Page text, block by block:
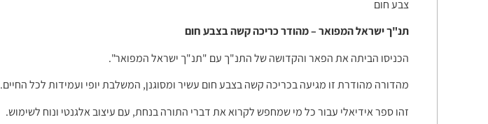
צבע חום
תנ"ך ישראל המפואר – מהודר כריכה קשה בצבע חום
הכניסו הביתה את הפאר והקדושה של התנ"ך עם "תנ"ך ישראל המפואר".
מהדורה מהודרת זו מגיעה בכריכה קשה בצבע חום עשיר ומסוגנן, המשלבת יופי ועמידות לכל החיים.
זהו ספר אידיאלי עבור כל מי שמחפש לקרוא את דברי התורה בנחת, עם עיצוב אלגנטי ונוח לשימוש.